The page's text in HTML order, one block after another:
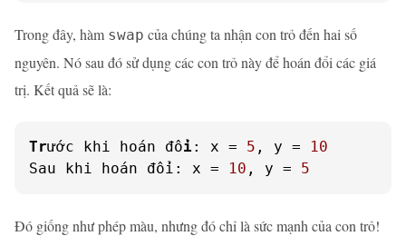
Trong đây, hàm swap của chúng ta nhận con trỏ đến hai số
nguyên. Nó sau đó sử dụng các con trỏ này để hoán đổi các giá
trị. Kết quả sẽ là:
Trước khi hoán đổi: x = 5 , y =
10
Sau khi hoán đổi: x =
10 , y = 5
Đó giống như phép màu, nhưng đó chỉ là sức mạnh của con trỏ!